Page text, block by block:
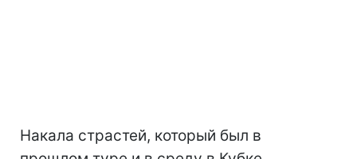
Накала страстей, который был в